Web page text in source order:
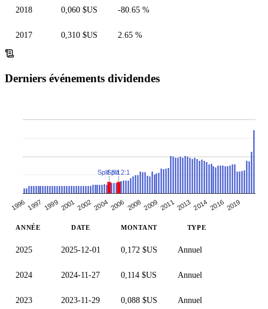
2018 0,060 $US -80.65 %
2017 0,310 $US 2.65 %
Derniers événements dividendes
1996 1997 1999 200120022004 2006 20082009 201120132014 2016 2019
Split 3:1Split 2:1
ANNÉE DATE MONTANT TYPE
2025 2025-12-01 0,172 $US Annuel
2024 2024-11-27 0,114 $US Annuel
2023 2023-11-29 0,088 $US Annuel